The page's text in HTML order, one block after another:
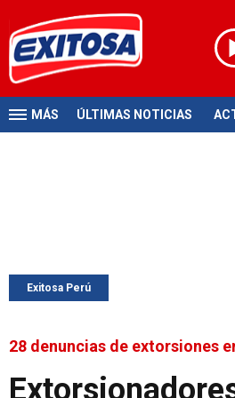
MÁS ÚLTIMAS NOTICIAS
Exitosa Perú
28 denuncias de extorsiones